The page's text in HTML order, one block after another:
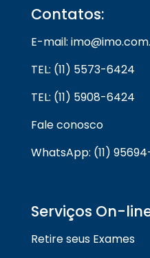
Contatos:
E-mail:
TEL: (11) 5573-6424
TEL: (11) 5908-6424
Fale conosco
WhatsApp: (11)
Serviços On-
Retire seus Exames